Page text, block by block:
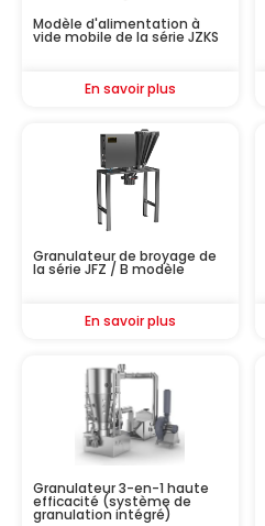
Modèle d'alimentation à
vide mobile de la série JZKS
En savoir plus
Granulateur de broyage de
la série JFZ / B modèle
En savoir plus
Granulateur 3-en-1 haute
efficacité (système de
granulation intégré)